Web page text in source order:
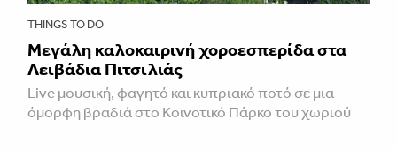
THINGS TO DO
Μεγάλη καλοκαιρινή χοροεσπερίδα στα
Λειβάδια Πιτσιλιάς
Live μουσική, φαγητό και κυπριακό ποτό σε μια
όμορφη βραδιά στο Κοινοτικό Πάρκο του χωριού